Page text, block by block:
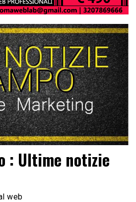
: Ultime notizie
web